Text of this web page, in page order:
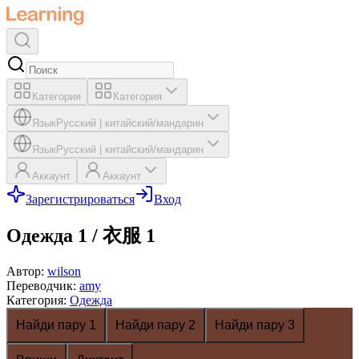
Категория Категория
ЯзыкРусский китайский/мандарин
ЯзыкРусский китайский/мандарин
Аккаунт Аккаунт
Зарегистрироваться Вход
Одежда 1 / 衣服 1
Автор: wilson
Переводчик: amy
Категория: Одежда
Найди пару 1
Найди пару 2 Найди пару 3